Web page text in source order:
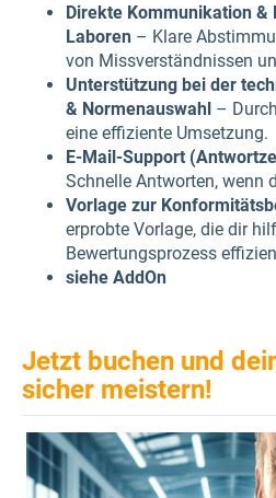
Direkte Kommunikation &
Laboren – Klare
von Missverständnissen
Unterstützung bei der
& Normenauswahl –
eine effiziente Umsetzung.
E-Mail-Support
Schnelle Antworten, wenn
Vorlage zur
erprobte Vorlage, die dir
Bewertungsprozess
siehe AddOn
Jetzt buchen und
sicher meistern!